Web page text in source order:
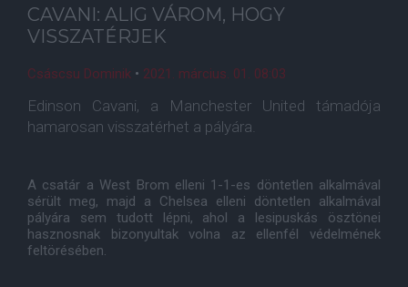
CAVANI: ALIG VÁROM, HOGY
VISSZATÉRJEK
Csáscsu Dominik • 2021. március. 01. 08:03
Edinson Cavani, a Manchester United támadója
hamarosan visszatérhet a pályára.
A csatár a West Brom elleni 1-1-es döntetlen alkalmával
sérült meg, majd a Chelsea elleni döntetlen alkalmával
pályára sem tudott lépni, ahol a lesipuskás ösztönei
hasznosnak bizonyultak volna az ellenfél védelmének
feltörésében.